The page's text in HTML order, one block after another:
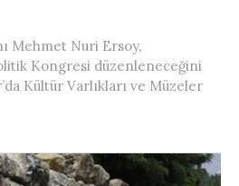
Mehmet Nuri Ersoy,
Kongresi düzenleneceğini
Kültür Varlıkları ve Müzeler